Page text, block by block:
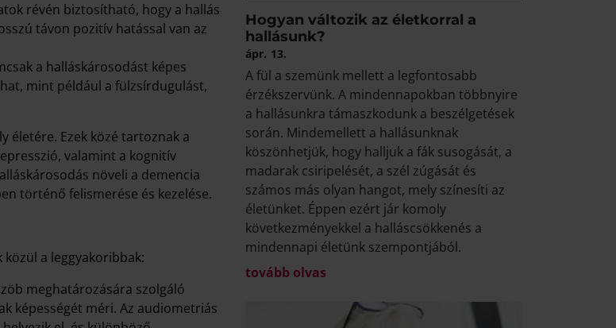
révén biztosítható, hogy a hallás
távon pozitív hatással van az
a halláskárosodást képes
mint például a fülzsírdugulást,
életére. Ezek közé tartoznak a
valamint a kognitív
növeli a demencia
történő felismerése és kezelése.
a leggyakoribbak:
meghatározására szolgáló
képességét méri. Az audiometriás
Hogyan változik az életkorral a
hallásunk?
ápr. 13.
A fül a szemünk mellett a legfontosabb
érzékszervünk. A mindennapokban többnyire
a hallásunkra támaszkodunk a beszélgetések
során. Mindemellett a hallásunknak
köszönhetjük, hogy halljuk a fák susogását, a
madarak csiripelését, a szél zúgását és
számos más olyan hangot, mely színesíti az
életünket. Éppen ezért jár komoly
következményekkel a halláscsökkenés a
mindennapi életünk szempontjából.
tovább olvas